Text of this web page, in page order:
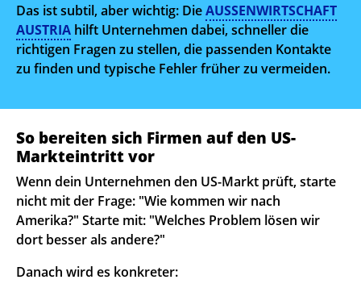
Das ist subtil, aber wichtig: DieAUSSENWIRTSCHAFT
AUSTRIA hilft Unternehmen dabei, schneller die
richtigen Fragen zu stellen, die passenden Kontakte
zu finden und typische Fehler früher zu vermeiden.
So bereiten sich Firmen auf den US-
Markteintritt vor
Wenn dein Unternehmen den US-Markt prüft, starte
nicht mit der Frage: "Wie kommen wir nach
Amerika?" Starte mit: "Welches Problem lösen wir
dort besser als andere?"
Danach wird es konkreter: